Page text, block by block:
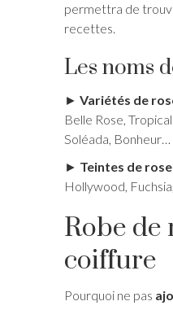
permettra de
recettes.
Les noms
► Variétés de
Belle Rose,
Soléada, Bonheur…
► Teintes de rose
Hollywood,
Robe de
coiffure
Pourquoi ne pas